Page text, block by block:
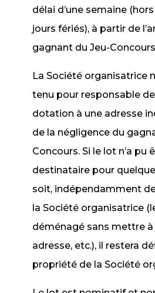
délai d’une semaine
jours fériés), à partir de
gagnant du Jeu-
La Société organisatrice
tenu pour responsable de
dotation à une adresse
de la négligence du
Concours. Si le lot n’a pu
destinataire pour
soit, indépendamment
la Société organisatrice
déménagé sans mettre à
adresse, etc.), il restera
propriété de la Société